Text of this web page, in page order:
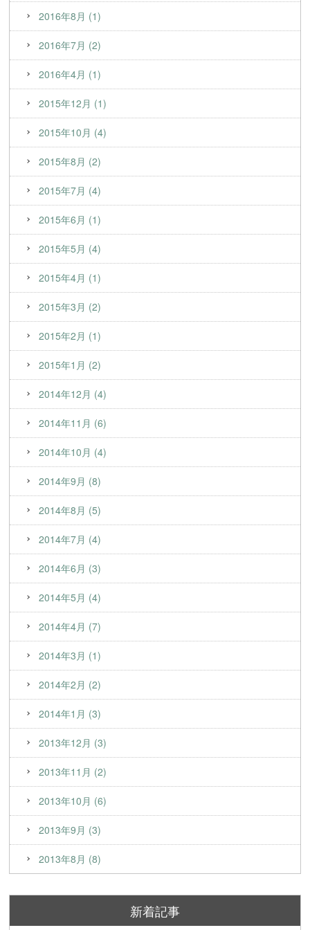
2016年8月 (1)
2016年7月 (2)
2016年4月 (1)
2015年12月 (1)
2015年10月 (4)
2015年8月 (2)
2015年7月 (4)
2015年6月 (1)
2015年5月 (4)
2015年4月 (1)
2015年3月 (2)
2015年2月 (1)
2015年1月 (2)
2014年12月 (4)
2014年11月 (6)
2014年10月 (4)
2014年9月 (8)
2014年8月 (5)
2014年7月 (4)
2014年6月 (3)
2014年5月 (4)
2014年4月 (7)
2014年3月 (1)
2014年2月 (2)
2014年1月 (3)
2013年12月 (3)
2013年11月 (2)
2013年10月 (6)
2013年9月 (3)
2013年8月 (8)
新着記事